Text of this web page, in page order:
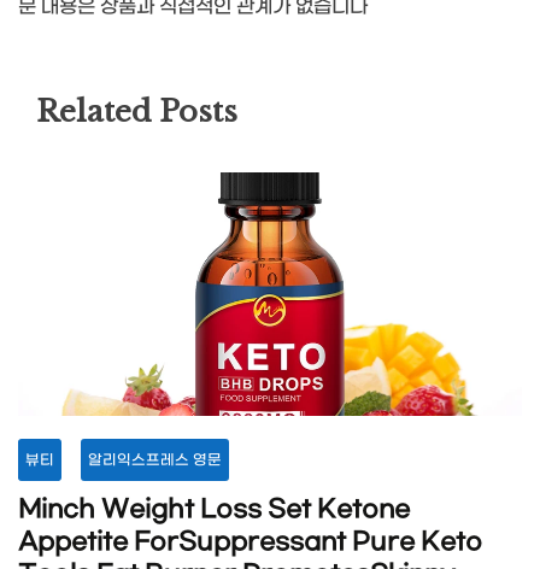
문 내용은 상품과 직접적인 관계가 없습니다
Related Posts
뷰티 알리익스프레스 영문
Minch Weight Loss Set Ketone
Appetite ForSuppressant Pure Keto